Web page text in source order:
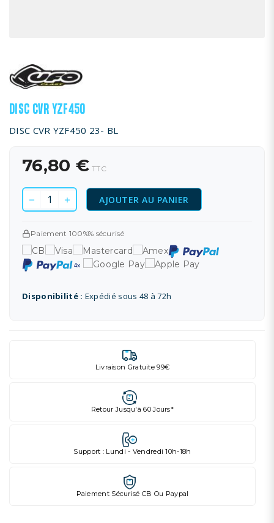
DISC CVR YZF450
DISC CVR YZF450 23- BL
76,80 € TTC
AJOUTER AU PANIER
Paiement 100%% sécurisé
Disponibilité : Expédié sous 48 à 72h
Livraison Gratuite 99€
Retour Jusqu'à 60 Jours*
Support : Lundi - Vendredi 10h-18h
Paiement Sécurisé CB Ou Paypal